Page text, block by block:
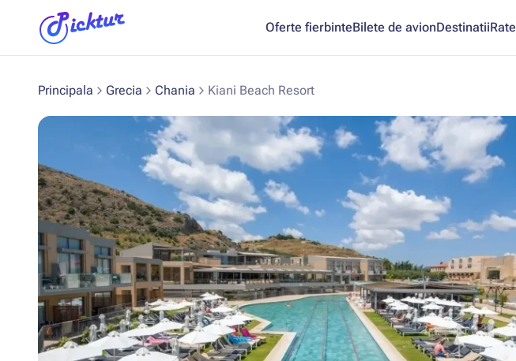
Oferte fierbinteBilete de avionDestinatiiRate
Principala Grecia Chania Kiani Beach Resort